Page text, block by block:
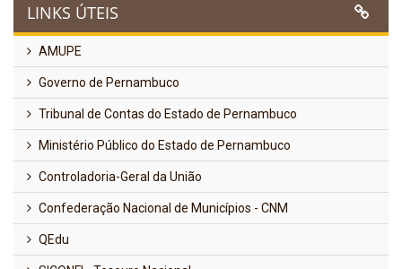
LINKS ÚTEIS
AMUPE
Governo de Pernambuco
Tribunal de Contas do Estado de Pernambuco
Ministério Público do Estado de Pernambuco
Controladoria-Geral da União
Confederação Nacional de Municípios - CNM
QEdu